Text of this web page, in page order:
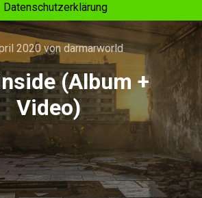
2020von darmarworld
(Album +
Video)
Datenschutzerklärung